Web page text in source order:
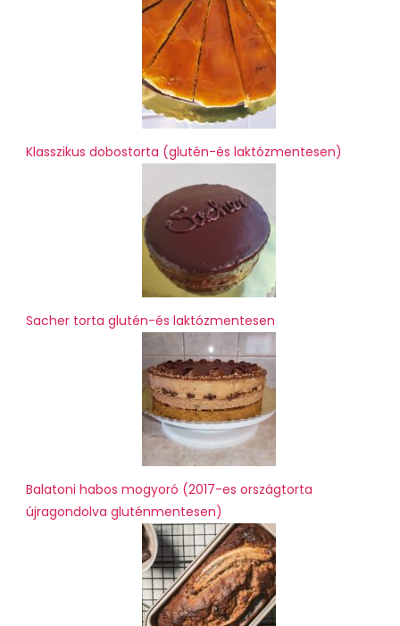
Klasszikus dobostorta (glutén-és laktózmentesen)
Sacher torta glutén-és laktózmentesen
Balatoni habos mogyoró (2017-es országtorta
újragondolva gluténmentesen)